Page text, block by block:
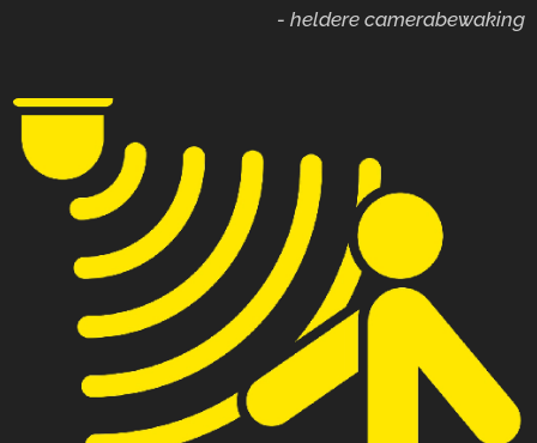
- heldere camerabewaking